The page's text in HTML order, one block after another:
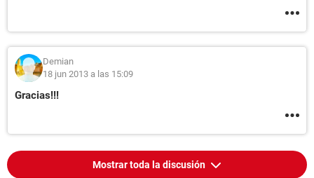
Demian
18 jun 2013 a las 15:09
Gracias!!!
Mostrar toda la discusión